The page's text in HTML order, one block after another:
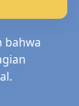
bahwa